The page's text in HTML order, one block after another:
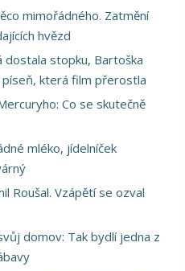
mimořádného. Zatmění
hvězd
dostala stopku, Bartoška
která film přerostla
Co se skutečně
mléko, jídelníček
Roušal. Vzápětí se ozval
domov: Tak bydlí jedna z